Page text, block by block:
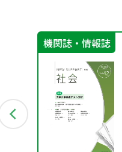
機関誌・情報誌